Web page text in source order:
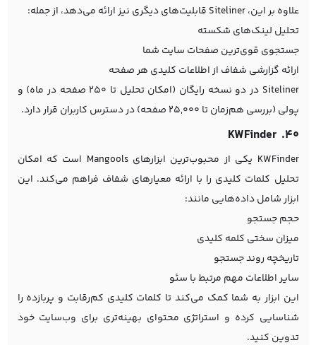
علاوه بر این، Siteliner قابلیت‌های دیگری نیز ارائه می‌دهد، از جمله:
تحلیل لینک‌های شکسته
جستجوی قوی‌ترین صفحات سایت شما
ارائه گزارشی شفاف از اطلاعات کلیدی هر صفحه
Siteliner در دو نسخه رایگان (امکان تحلیل تا 250 صفحه در ماه) و
پولی (بررسی هم‌زمان تا 25,000 صفحه) در دسترس کاربران قرار دارد.
۴۰. KWFinder
KWFinder یکی از محبوب‌ترین ابزارهای Mangools است که امکان
تحلیل کلمات کلیدی را با ارائه معیارهای شفاف فراهم می‌کند. این
ابزار شامل داده‌هایی مانند:
حجم جستجو
میزان سختی کلمه کلیدی
تاریخچه روند جستجو
سایر اطلاعات مهم مرتبط با سئو
این ابزار به شما کمک می‌کند تا کلمات کلیدی کم‌رقابت و پربازده را
شناسایی کرده و استراتژی محتوای بهینه‌تری برای وب‌سایت خود
تدوین کنید.